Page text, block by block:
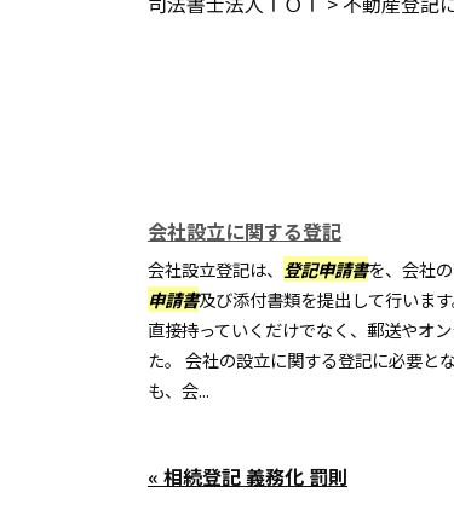
会社設立に関する登記
会社設立登記は、 登記申請書を、会社
申請書及び添付書類を提出して行います
直接持っていくだけでなく、郵送やオ
た。 会社の設立に関する登記に必要と
も、会...
« 相続登記 義務化 罰則